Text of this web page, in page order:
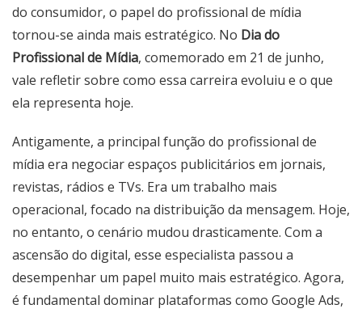
do consumidor, o papel do profissional de mídia
tornou-se ainda mais estratégico. No Dia do
Profissional de Mídia, comemorado em 21 de junho,
vale refletir sobre como essa carreira evoluiu e o que
ela representa hoje.
Antigamente, a principal função do profissional de
mídia era negociar espaços publicitários em jornais,
revistas, rádios e TVs. Era um trabalho mais
operacional, focado na distribuição da mensagem. Hoje,
no entanto, o cenário mudou drasticamente. Com a
ascensão do digital, esse especialista passou a
desempenhar um papel muito mais estratégico. Agora,
é fundamental dominar plataformas como Google Ads,